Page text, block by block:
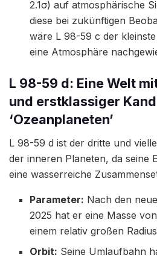
2.1σ) auf atmosphärische
diese bei zukünftigen
wäre L 98-59 c der
eine Atmosphäre
L 98-59 d: Eine Welt
und erstklassiger
‘Ozeanplaneten’
L 98-59 d ist der dritte und
der inneren Planeten, da seine
eine wasserreiche
Parameter: Nach den
2025 hat er eine Masse
einem relativ großen
Orbit: Seine Umlaufbahn